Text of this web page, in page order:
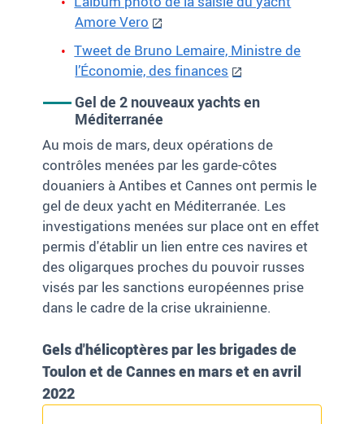
Amore Vero
Tweet de Bruno Lemaire, Ministre de
l’Économie, des finances
Gel de 2 nouveaux yachts en
Méditerranée
Au mois de mars, deux opérations de
contrôles menées par les garde-côtes
douaniers à Antibes et Cannes ont permis le
gel de deux yacht en Méditerranée. Les
investigations menées sur place ont en effet
permis d'établir un lien entre ces navires et
des oligarques proches du pouvoir russes
visés par les sanctions européennes prise
dans le cadre de la crise ukrainienne.
Gels d'hélicoptères par les brigades de
Toulon et de Cannes en mars et en avril
2022